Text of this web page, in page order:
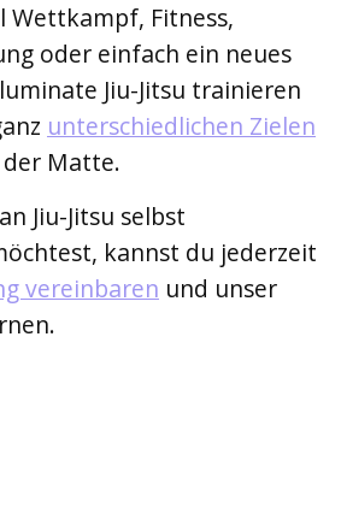
Wettkampf, Fitness,
oder einfach ein neues
Jiu-Jitsu trainieren
unterschiedlichen Zielen
Matte.
Jiu-Jitsu selbst
kannst du jederzeit
vereinbaren und unser